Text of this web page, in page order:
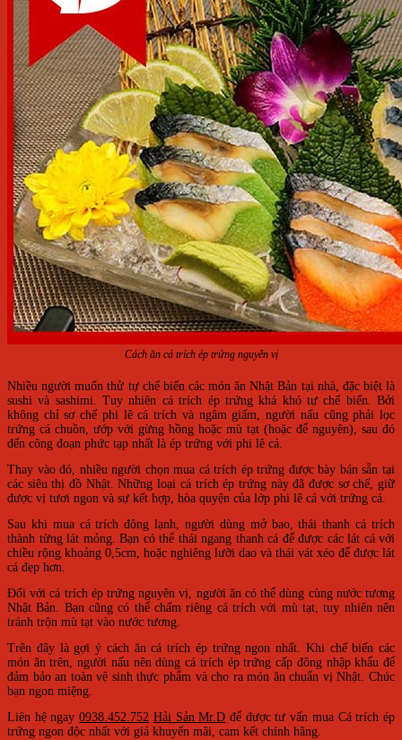
Cách ăn cá trích ép trứng nguyên vị
Nhiều người muốn thử tự chế biến các món ăn Nhật Bản tại nhà, đặc biệt là
sushi và sashimi. Tuy nhiên cá trích ép trứng khá khó tự chế biến. Bởi
không chỉ sơ chế phi lê cá trích và ngâm giấm, người nấu cũng phải lọc
trứng cá chuồn, ướp với gừng hồng hoặc mù tạt (hoặc để nguyên), sau đó
đến công đoạn phức tạp nhất là ép trứng với phi lê cá.
Thay vào đó, nhiều người chọn mua cá trích ép trứng được bày bán sẵn tại
các siêu thị đồ Nhật. Những loại cá trích ép trứng này đã được sơ chế, giữ
được vị tươi ngon và sự kết hợp, hòa quyện của lớp phi lê cá với trứng cá.
Sau khi mua cá trích đông lạnh, người dùng mở bao, thái thanh cá trích
thành từng lát mỏng. Bạn có thể thái ngang thanh cá để được các lát cá với
chiều rộng khoảng 0,5cm, hoặc nghiêng lưỡi dao và thái vát xéo để được lát
cá đẹp hơn.
Đối với cá trích ép trứng nguyên vị, người ăn có thể dùng cùng nước tương
Nhật Bản. Bạn cũng có thể chấm riêng cá trích với mù tạt, tuy nhiên nên
tránh trộn mù tạt vào nước tương.
Trên đây là gợi ý cách ăn cá trích ép trứng ngon nhất. Khi chế biến các
món ăn trên, người nấu nên dùng cá trích ép trứng cấp đông nhập khẩu để
đảm bảo an toàn vệ sinh thực phẩm và cho ra món ăn chuẩn vị Nhật. Chúc
bạn ngon miệng.
Liên hệ ngay0938.452.752 Hải Sản Mr.D để được tư vấn mua Cá trích ép
trứng ngon độc nhất với giá khuyến mãi, cam kết chính hãng.